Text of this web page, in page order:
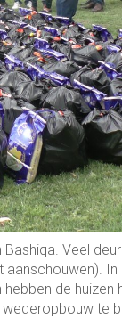
Veel
de huizen
te